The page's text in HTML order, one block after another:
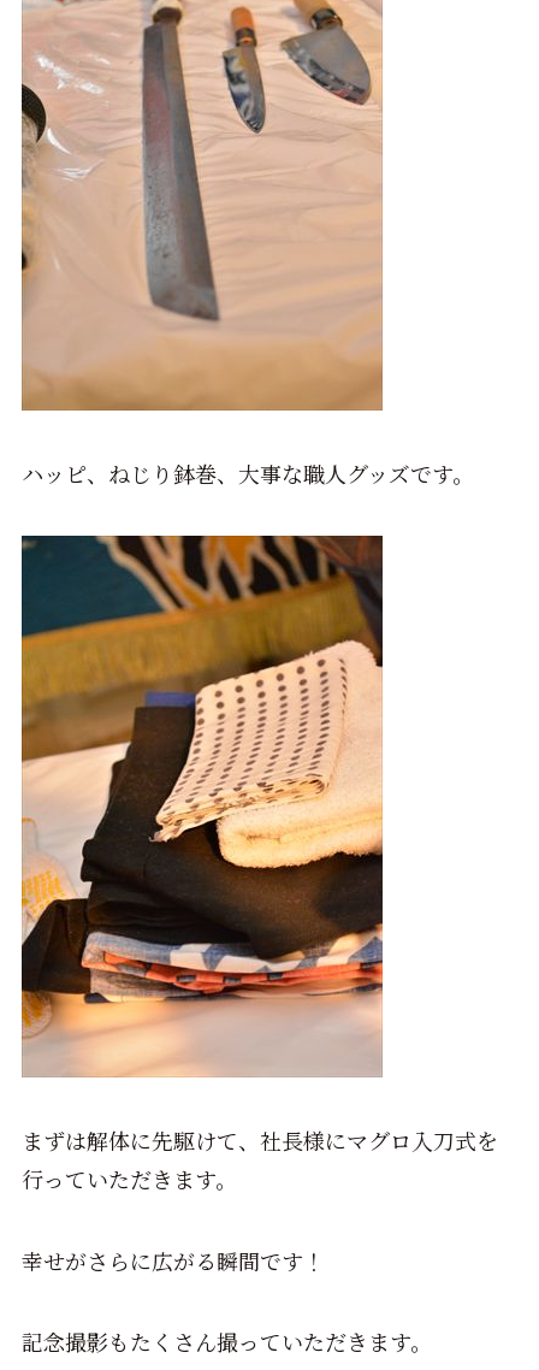
ハッピ、ねじり鉢巻、大事な職人グッズです。
まずは解体に先駆けて、社長様にマグロ入刀式を
行っていただきます。
幸せがさらに広がる瞬間です！
記念撮影もたくさん撮っていただきます。